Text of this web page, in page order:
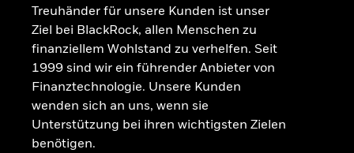
Treuhänder für unsere Kunden ist unser
Ziel bei BlackRock, allen Menschen zu
finanziellem Wohlstand zu verhelfen. Seit
1999 sind wir ein führender Anbieter von
Finanztechnologie. Unsere Kunden
wenden sich an uns, wenn sie
Unterstützung bei ihren wichtigsten Zielen
benötigen.